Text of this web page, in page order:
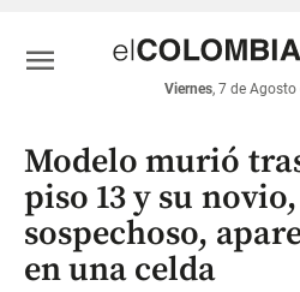
económicos
Colombia
Viernes, 7 de
menu
Modelo murió
piso 13 y su
sospechoso,
en una celda